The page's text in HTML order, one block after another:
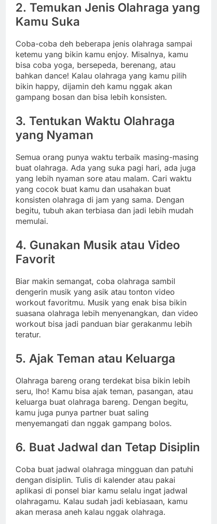
2. Temukan Jenis Olahraga yang
Kamu Suka
Coba-coba deh beberapa jenis olahraga sampai
ketemu yang bikin kamu enjoy. Misalnya, kamu
bisa coba yoga, bersepeda, berenang, atau
bahkan dance! Kalau olahraga yang kamu pilih
bikin happy, dijamin deh kamu nggak akan
gampang bosan dan bisa lebih konsisten.
3. Tentukan Waktu Olahraga
yang Nyaman
Semua orang punya waktu terbaik masing-masing
buat olahraga. Ada yang suka pagi hari, ada juga
yang lebih nyaman sore atau malam. Cari waktu
yang cocok buat kamu dan usahakan buat
konsisten olahraga di jam yang sama. Dengan
begitu, tubuh akan terbiasa dan jadi lebih mudah
memulai.
4. Gunakan Musik atau Video
Favorit
Biar makin semangat, coba olahraga sambil
dengerin musik yang asik atau tonton video
workout favoritmu. Musik yang enak bisa bikin
suasana olahraga lebih menyenangkan, dan video
workout bisa jadi panduan biar gerakanmu lebih
teratur.
5. Ajak Teman atau Keluarga
Olahraga bareng orang terdekat bisa bikin lebih
seru, lho! Kamu bisa ajak teman, pasangan, atau
keluarga buat olahraga bareng. Dengan begitu,
kamu juga punya partner buat saling
menyemangati dan nggak gampang bolos.
6. Buat Jadwal dan Tetap Disiplin
Coba buat jadwal olahraga mingguan dan patuhi
dengan disiplin. Tulis di kalender atau pakai
aplikasi di ponsel biar kamu selalu ingat jadwal
olahragamu. Kalau sudah jadi kebiasaan, kamu
akan merasa aneh kalau nggak olahraga.